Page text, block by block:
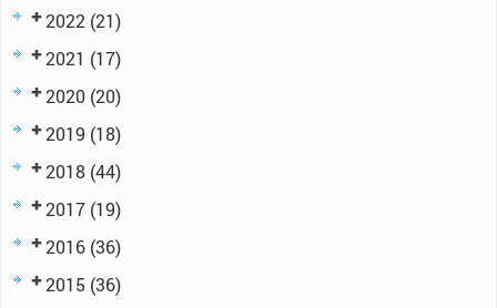
2022 (21)
2021 (17)
2020 (20)
2019 (18)
2018 (44)
2017 (19)
2016 (36)
2015 (36)